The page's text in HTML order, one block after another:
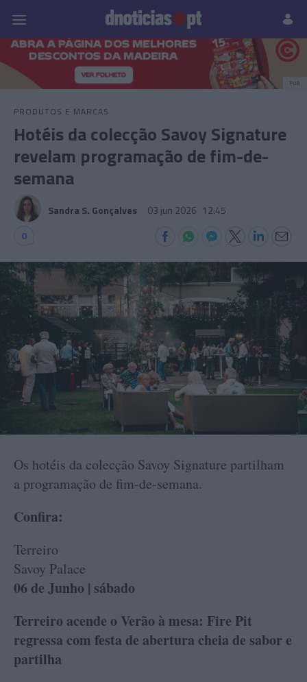
Prazeres Paisagens
PUB
PRODUTOS E MARCAS
Hotéis da colecção Savoy Signature
revelam programação de fim-de-
semana
Sandra S. Gonçalves 03 jun 2026 12:45
0
Os hotéis da colecção Savoy Signature partilham
a programação de fim-de-semana.
Confira:
Terreiro
Savoy Palace
06 de Junho | sábado
Terreiro acende o Verão à mesa: Fire Pit
regressa com festa de abertura cheia de sabor e
partilha